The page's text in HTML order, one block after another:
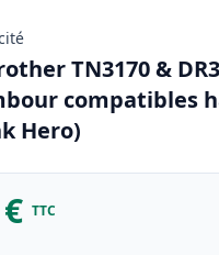
TN3170 &
compatibles
Hero)
TTC